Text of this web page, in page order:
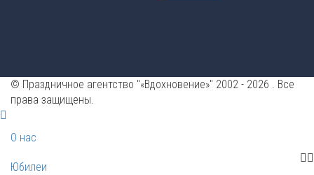
© Праздничное агентство "«Вдохновение»" 2002 - 2026 . Все
права защищены.
О нас
Юбилеи